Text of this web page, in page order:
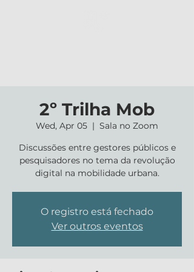
2º Trilha Mob
Wed, Apr 05
  |
Sala no Zoom
Discussões entre gestores públicos e
pesquisadores no tema da revolução
digital na mobilidade urbana.
O registro está fechado
Ver outros eventos